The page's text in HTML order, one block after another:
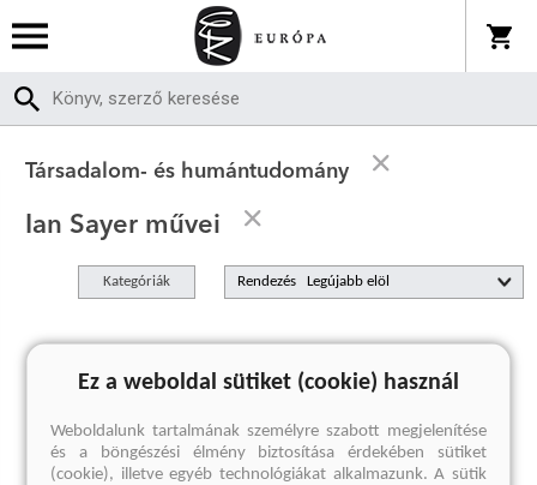
Társadalom- és humántudomány
Ian Sayer művei
Kategóriák Rendezés
A keresett kifejezésre nincs találat
Ez a weboldal sütiket (cookie) használ
Weboldalunk tartalmának személyre szabott megjelenítése
és a böngészési élmény biztosítása érdekében sütiket
(cookie), illetve egyéb technológiákat alkalmazunk. A sütik